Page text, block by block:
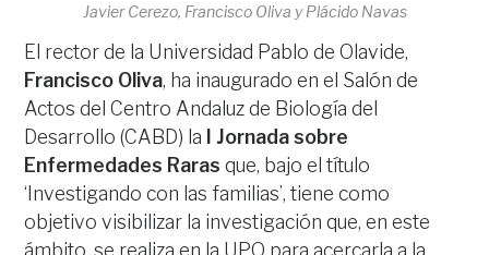
Javier Cerezo, Francisco Oliva y Plácido Navas
El rector de la Universidad Pablo de Olavide,
Francisco Oliva, ha inaugurado en el Salón de
Actos del Centro Andaluz de Biología del
Desarrollo (CABD) la
I Jornada sobre
Enfermedades Raras que, bajo el título
‘Investigando con las familias’, tiene como
objetivo visibilizar la investigación que, en este
ámbito, se realiza en la UPO para acercarla a la